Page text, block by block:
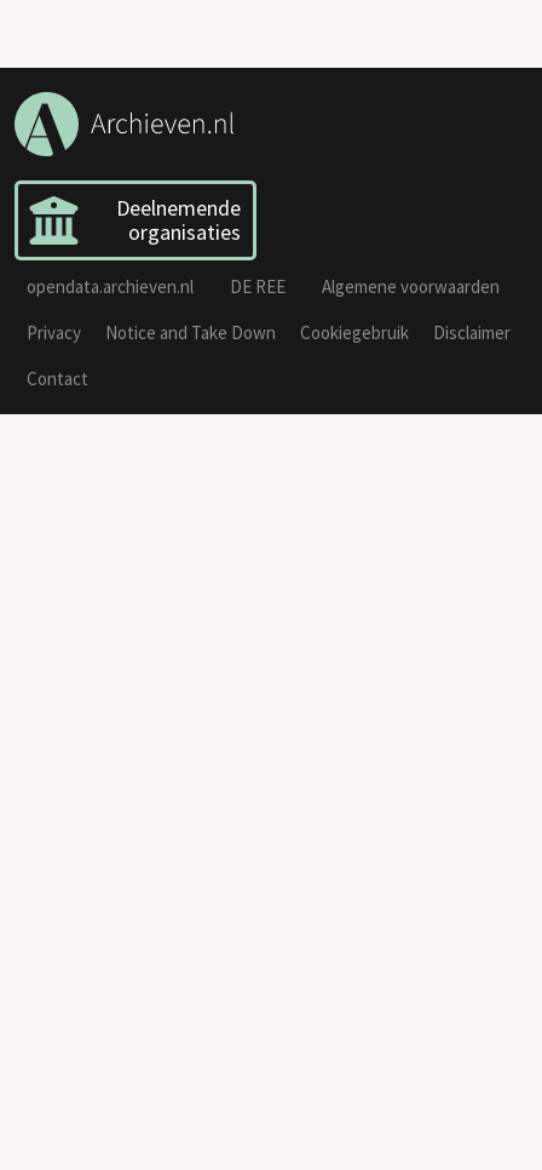
Deelnemende
organisaties
opendata.archieven.nl DE REE
Algemene voorwaarden
Privacy
Notice and Take Down Cookiegebruik
Disclaimer
Contact